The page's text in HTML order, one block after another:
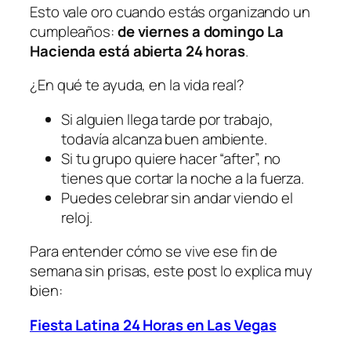
Esto vale oro cuando estás organizando un
cumpleaños:de viernes a domingo La
Hacienda está abierta 24 horas.
¿En qué te ayuda, en la vida real?
Si alguien llega tarde por trabajo,
todavía alcanza buen ambiente.
Si tu grupo quiere hacer “after”, no
tienes que cortar la noche a la fuerza.
Puedes celebrar sin andar viendo el
reloj.
Para entender cómo se vive ese fin de
semana sin prisas, este post lo explica muy
bien:
Fiesta Latina 24 Horas en Las Vegas